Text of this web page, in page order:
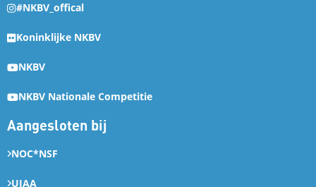
#NKBV_offical
Koninklijke NKBV
NKBV
NKBV Nationale Competitie
Aangesloten bij
NOC*NSF
UIAA